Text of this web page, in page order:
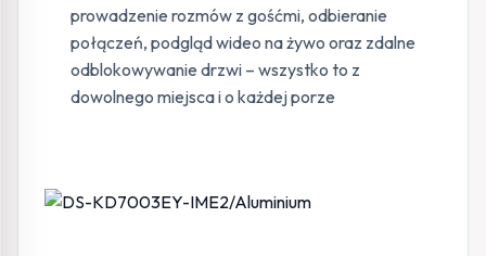
prowadzenie rozmów z gośćmi, odbieranie
połączeń, podgląd wideo na żywo oraz zdalne
odblokowywanie drzwi – wszystko to z
dowolnego miejsca i o każdej porze